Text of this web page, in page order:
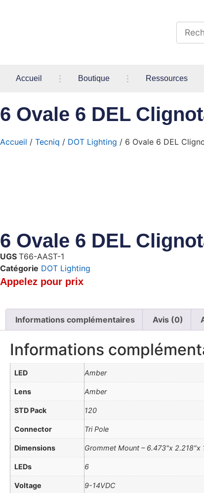
Accueil Boutique Ressources
6 Ovale 6 DEL
Accueil / Tecniq / DOT Lighting / 6 Ovale 6 DEL
6 Ovale 6 DEL
UGS T66-AAST-1
Catégorie DOT Lighting
Appelez pour prix
Informations complémentaires Avis (0)
Informations
LED Amber
Lens Amber
STD Pack 120
Connector Tri Pole
Dimensions Grommet Mount – 6.473"x 2.218"x
LEDs 6
Voltage 9-14VDC